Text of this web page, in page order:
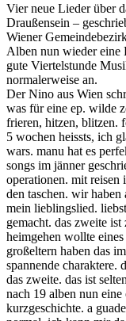
Vier neue Lieder über
Draußensein –
Wiener
Alben nun wieder eine
gute Viertelstunde
normalerweise an.
Der Nino aus Wien
was für eine ep. wilde
frieren, hitzen, blitzen.
5 wochen heissts, ich
wars. manu hat es
songs im jänner
operationen. mit reisen
den taschen. wir haben
mein lieblingslied.
gemacht. das zweite
heimgehen wollte
großeltern haben das
spannende charaktere.
das zweite. das ist
nach 19 alben nun
kurzgeschichte. a